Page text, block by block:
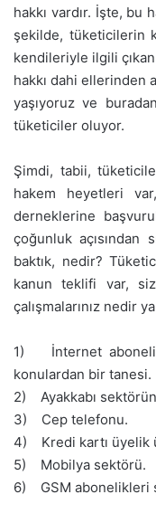
hakkı vardır. İşte, bu
şekilde, tüketicilerin
kendileriyle ilgili
hakkı dahi ellerinden
yaşıyoruz ve
tüketiciler oluyor.
Şimdi, tabii,
hakem heyetleri
derneklerine
çoğunluk açısından
baktık, nedir?
kanun teklifi var,
çalışmalarınız nedir
1) İnternet
konulardan bir tanesi.
2) Ayakkabı
3) Cep telefonu.
4) Kredi kartı üyelik
5) Mobilya sektörü.
6) GSM abonelikleri